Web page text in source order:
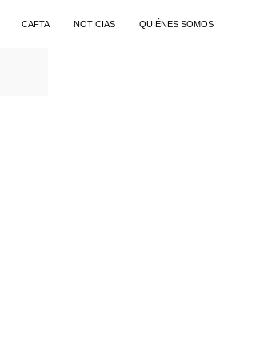
CAFTA NOTICIAS QUIÉNES SOMOS